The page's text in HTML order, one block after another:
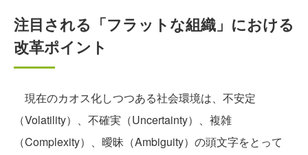
注目される「フラットな組織」における
改革ポイント
現在のカオス化しつつある社会環境は、不安定
（Volatility）、不確実（Uncertainty）、複雑
（Complexity）、曖昧（Ambiguity）の頭文字をとって